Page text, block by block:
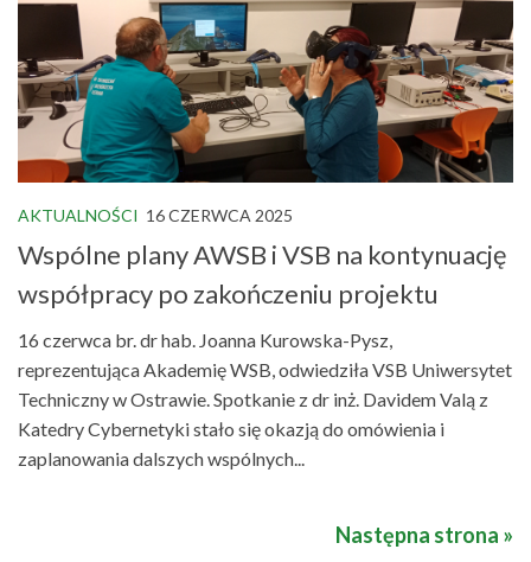
AKTUALNOŚCI 16 CZERWCA 2025
Wspólne plany AWSB i VSB na kontynuację
współpracy po zakończeniu projektu
16 czerwca br. dr hab. Joanna Kurowska-Pysz,
reprezentująca Akademię WSB, odwiedziła VSB Uniwersytet
Techniczny w Ostrawie. Spotkanie z dr inż. Davidem Valą z
Katedry Cybernetyki stało się okazją do omówienia i
zaplanowania dalszych wspólnych...
Następna strona »